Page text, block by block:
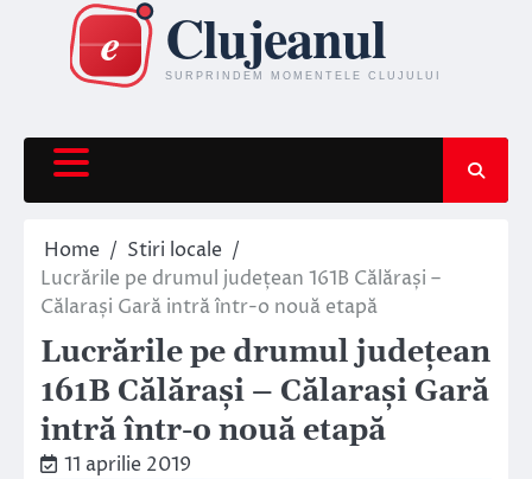
content
Home
Stiri locale
Lucrările pe drumul județean 161B Călărași –
Călarași Gară intră într-o nouă etapă
Lucrările pe drumul județean
161B Călărași – Călarași Gară
intră într-o nouă etapă
11 aprilie 2019